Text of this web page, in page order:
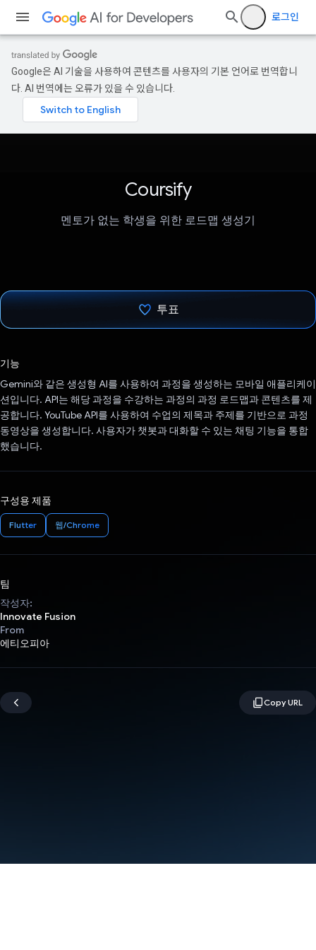
로그인
Google은 AI 기술을 사용하여 콘텐츠를 사용자의 기본 언어로 번역합니
다. AI 번역에는 오류가 있을 수 있습니다.
Coursify
멘토가 없는 학생을 위한 로드맵 생성기
투표
기능
Gemini와 같은 생성형 AI를 사용하여 과정을 생성하는 모바일 애플리케이
션입니다. API는 해당 과정을 수강하는 과정의 과정 로드맵과 콘텐츠를 제
공합니다. YouTube API를 사용하여 수업의 제목과 주제를 기반으로 과정
동영상을 생성합니다. 사용자가 챗봇과 대화할 수 있는 채팅 기능을 통합
했습니다.
구성용 제품
Flutter 웹/Chrome
팀
작성자:
Innovate Fusion
From
에티오피아